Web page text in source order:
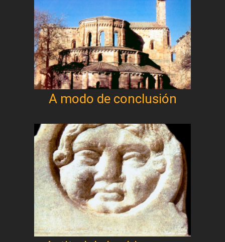
A modo de conclusión